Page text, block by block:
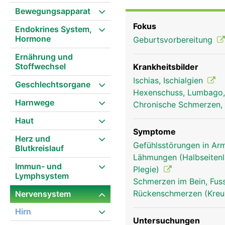
Bewegungsapparat
Endokrines System,
Hormone
Ernährung und
Stoffwechsel
Geschlechtsorgane
Harnwege
Haut
Herz und
Blutkreislauf
Immun- und
Lymphsystem
Nervensystem
Hirn
andererseits
Schäden des
Muskelschwächen
Fokus
Geburtsvorbereitung
Krankheitsbilder
Ischias, Ischialgien
Hexenschuss,
Chronische
Symptome
Gefühlsstörungen in
Lähmungen
Plegie)
Schmerzen im Bein,
Rückenschmerzen
Untersuchungen